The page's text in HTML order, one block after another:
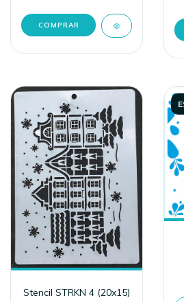
Stencil STRKN 4 (20x15)